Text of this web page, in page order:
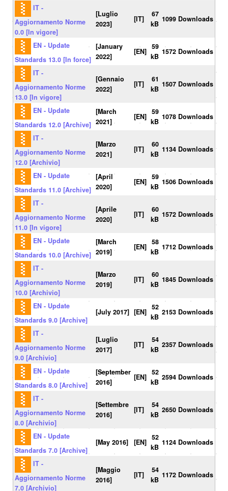
IT -
Aggiornamento Norme
0.0 [In vigore]
[Luglio
2023]
[IT]
67
kB
1099 Downloads
EN - Update
Standards 13.0 [In force]
[January
2022]
[EN]
59
kB
1572 Downloads
IT -
Aggiornamento Norme
13.0 [In vigore]
[Gennaio
2022]
[IT]
61
kB
1507 Downloads
EN - Update
Standards 12.0 [Archive]
[March
2021]
[EN]
59
kB
1078 Downloads
IT -
Aggiornamento Norme
12.0 [Archivio]
[Marzo
2021]
[IT]
60
kB
1134 Downloads
EN - Update
Standards 11.0 [Archive]
[April
2020]
[EN]
59
kB
1506 Downloads
IT -
Aggiornamento Norme
11.0 [In vigore]
[Aprile
2020]
[IT]
60
kB
1572 Downloads
EN - Update
Standards 10.0 [Archive]
[March
2019]
[EN]
58
kB
1712 Downloads
IT -
Aggiornamento Norme
10.0 [Archivio]
[Marzo
2019]
[IT]
60
kB
1845 Downloads
EN - Update
Standards 9.0 [Archive]
[July 2017] [EN]
52
kB
2153 Downloads
IT -
Aggiornamento Norme
9.0 [Archivio]
[Luglio
2017]
[IT]
54
kB
2357 Downloads
EN - Update
Standards 8.0 [Archive]
[September
2016]
[EN]
52
kB
2594 Downloads
IT -
Aggiornamento Norme
8.0 [Archivio]
[Settembre
2016]
[IT]
54
kB
2650 Downloads
EN - Update
Standards 7.0 [Archive]
[May 2016] [EN]
52
kB
1124 Downloads
IT -
Aggiornamento Norme
7.0 [Archivio]
[Maggio
2016]
[IT]
54
kB
1172 Downloads